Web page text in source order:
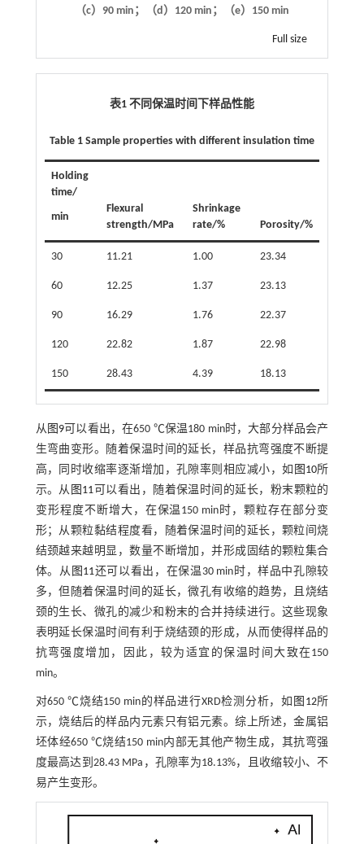
（c）90 min；（d）120 min；（e）150 min
Full size
表1 不同保温时间下样品性能
Table 1 Sample properties with different insulation time
Holding
time/
min
Flexural
strength/MPa
Shrinkage
rate/%
Porosity/%
30 11.21 1.00 23.34
60 12.25 1.37 23.13
90 16.29 1.76 22.37
120 22.82 1.87 22.98
150 28.43 4.39 18.13
从 图9可以看出，在650 ℃保温180 min时，大部分样品会产
生弯曲变形。随着保温时间的延长，样品抗弯强度不断提
高，同时收缩率逐渐增加，孔隙率则相应减小，如 图10所
示。从 图11 可以看出，随着保温时间的延长，粉末颗粒的
变形程度不断增大，在保温150 min时，颗粒存在部分变
形；从颗粒黏结程度看，随着保温时间的延长，颗粒间烧
结颈越来越明显，数量不断增加，并形成固结的颗粒集合
体。从 图11还可以看出，在保温30 min时，样品中孔隙较
多，但随着保温时间的延长，微孔有收缩的趋势，且烧结
颈的生长、微孔的减少和粉末的合并持续进行。这些现象
表明延长保温时间有利于烧结颈的形成，从而使得样品的
抗弯强度增加，因此，较为适宜的保温时间大致在150
min。
对650 ℃烧结150 min的样品进行XRD检测分析，如 图12所
示，烧结后的样品内元素只有铝元素。综上所述，金属铝
坯体经650 ℃烧结150 min内部无其他产物生成，其抗弯强
度最高达到28.43 MPa，孔隙率为18.13%，且收缩较小、不
易产生变形。